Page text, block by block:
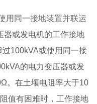
用同一接地装置并联运
器或发电机的工作接地
100kVA或使用同一接
的电力变压器或发
。在土壤电阻率大于10
值有困难时，工作接地